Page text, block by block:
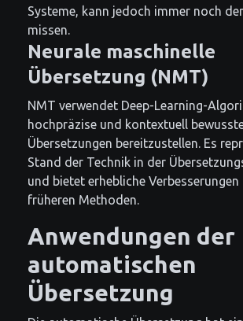
Systeme, kann jedoch immer noch
missen.
Neurale maschinelle
Übersetzung (NMT)
NMT verwendet Deep-Learning-
hochpräzise und kontextuell
Übersetzungen bereitzustellen. Es
Stand der Technik in der
und bietet erhebliche Verbesserungen
früheren Methoden.
Anwendungen der
automatischen
Übersetzung